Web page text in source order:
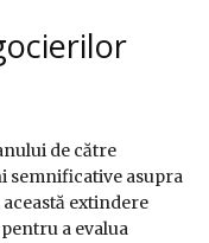
de către
semnificative asupra
extindere
a evalua